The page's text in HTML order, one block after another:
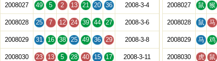
2008027 49 5 2 13 21 20 36 2008-3-4
2008028 25 7 12 24 39 44 27 2008-3-6
2008029 31 16 38 25 49 36 29 2008-3-8
2008030 23 13 5 28 40 15 17 2008-3-11
2008027 鼠 猴
2008028 鼠 马
2008029 马 鸡
2008030 虎 鼠